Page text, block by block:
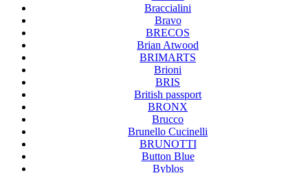
Braccialini
Bravo
BRECOS
Brian Atwood
BRIMARTS
Brioni
BRIS
British passport
BRONX
Brucco
Brunello Cucinelli
BRUNOTTI
Button Blue
Byblos